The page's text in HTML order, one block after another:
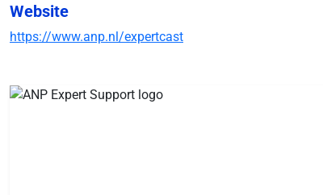
Website
https://www.anp.nl/expertcast